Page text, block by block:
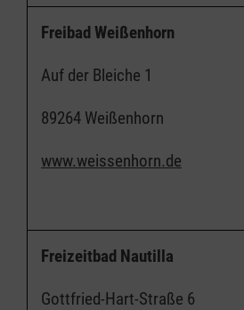
Freibad Weißenhorn
Auf der Bleiche 1
89264 Weißenhorn
www.weissenhorn.de
Freizeitbad Nautilla
Gottfried-Hart-Straße 6